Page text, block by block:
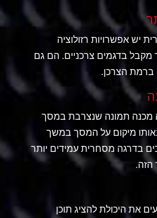
יש אפשרויות רזולוציה
מקבל בדגמים צרכניים. הם גם
ברמת הצרכן.
מכנה תמונה שנצרבת במסך
מיקום על המסך במשך
בדרגה מסחרית עמידים יותר
הזה.
את היכולת להציג תוכן